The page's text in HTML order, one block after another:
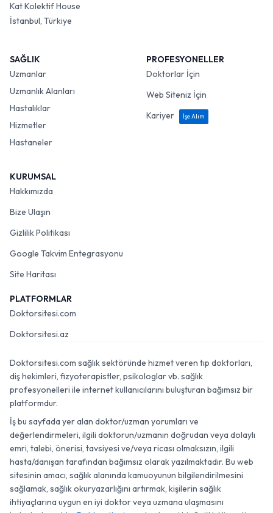
Kat Kolektif House
İstanbul, Türkiye
SAĞLIK
Uzmanlar
Uzmanlık Alanları
Hastalıklar
Hizmetler
Hastaneler
PROFESYONELLER
Doktorlar İçin
Web Siteniz İçin
Kariyer
İşe Alım
KURUMSAL
Hakkımızda
Bize Ulaşın
Gizlilik Politikası
Google Takvim Entegrasyonu
Site Haritası
PLATFORMLAR
Doktorsitesi.com
Doktorsitesi.az
Doktorsitesi.com sağlık sektöründe hizmet veren tıp doktorları,
diş hekimleri, fizyoterapistler, psikologlar vb. sağlık
profesyonelleri ile internet kullanıcılarını buluşturan bağımsız bir
platformdur.
İş bu sayfada yer alan doktor/uzman yorumları ve
değerlendirmeleri, ilgili doktorun/uzmanın doğrudan veya dolaylı
emri, talebi, önerisi, tavsiyesi ve/veya ricası olmaksızın, ilgili
hasta/danışan tarafından bağımsız olarak yazılmaktadır. Bu web
sitesinin amacı, sağlık alanında kamuoyunun bilgilendirilmesini
sağlamak, sağlık okuryazarlığını artırmak, kişilerin sağlık
ihtiyaçlarına uygun en iyi doktor veya uzmana ulaşmasını